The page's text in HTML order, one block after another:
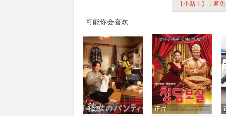
【小贴士】：避
可能你会喜欢
全1集 正片